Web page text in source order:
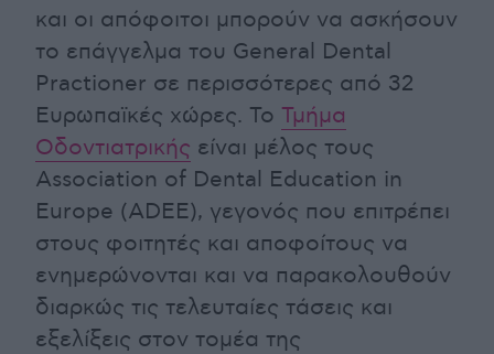
και οι απόφοιτοι μπορούν να ασκήσουν
το επάγγελμα του General Dental
Practioner σε περισσότερες από 32
Ευρωπαϊκές χώρες. Το Τμήμα
Οδοντιατρικής είναι μέλος τους
Association of Dental Education in
Europe (ADEE), γεγονός που επιτρέπει
στους φοιτητές και αποφοίτους να
ενημερώνονται και να παρακολουθούν
διαρκώς τις τελευταίες τάσεις και
εξελίξεις στον τομέα της